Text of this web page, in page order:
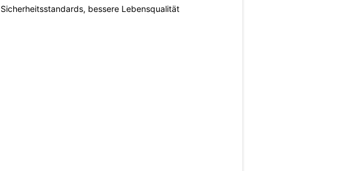
Sicherheitsstandards, bessere Lebensqualität